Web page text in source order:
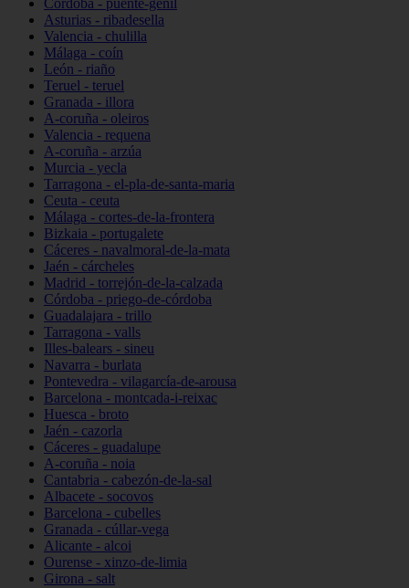
Córdoba - puente-genil
Asturias - ribadesella
Valencia - chulilla
Málaga - coín
León - riaño
Teruel - teruel
Granada - illora
A-coruña - oleiros
Valencia - requena
A-coruña - arzúa
Murcia - yecla
Tarragona - el-pla-de-santa-maria
Ceuta - ceuta
Málaga - cortes-de-la-frontera
Bizkaia - portugalete
Cáceres - navalmoral-de-la-mata
Jaén - cárcheles
Madrid - torrejón-de-la-calzada
Córdoba - priego-de-córdoba
Guadalajara - trillo
Tarragona - valls
Illes-balears - sineu
Navarra - burlata
Pontevedra - vilagarcía-de-arousa
Barcelona - montcada-i-reixac
Huesca - broto
Jaén - cazorla
Cáceres - guadalupe
A-coruña - noia
Cantabria - cabezón-de-la-sal
Albacete - socovos
Barcelona - cubelles
Granada - cúllar-vega
Alicante - alcoi
Ourense - xinzo-de-limia
Girona - salt